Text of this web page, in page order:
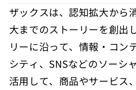
ザックスは、認知拡大から
大までのストーリーを創出
リーに沿って、情報・コン
シティ、SNSなどのソーシ
活用して、商品やサービス